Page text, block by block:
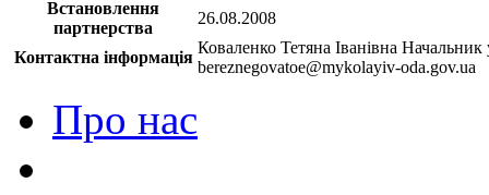
Встановлення
партнерства
26.08.2008
Контактна інформація
Коваленко Тетяна Іванівна
bereznegovatoe@mykolayiv-oda.gov.ua
Про нас